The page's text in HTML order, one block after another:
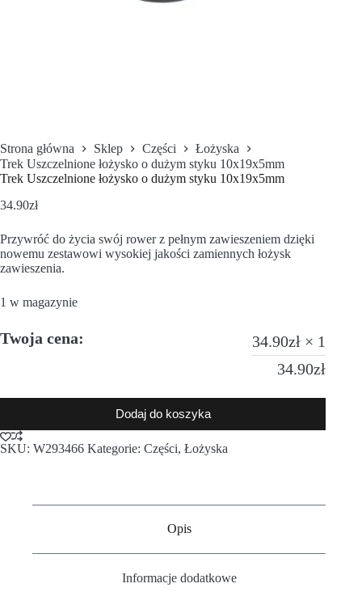
Strona główna Sklep Części
Łożyska
Trek Uszczelnione łożysko o dużym styku 10x19x5mm
Trek Uszczelnione łożysko o dużym styku 10x19x5mm
34.90zł
Przywróć do życia swój rower z pełnym zawieszeniem dzięki
nowemu zestawowi wysokiej jakości zamiennych łożysk
zawieszenia.
1 w magazynie
Twoja cena: 34.90zł × 1
34.90zł
Dodaj do koszyka
SKU: W293466 Kategorie: Części, Łożyska
Opis
Informacje dodatkowe